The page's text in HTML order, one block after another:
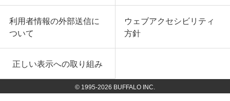
利用者情報の外部送信に
ついて
ウェブアクセシビリティ
方針
正しい表示への取り組み
© 1995-2026 BUFFALO INC.